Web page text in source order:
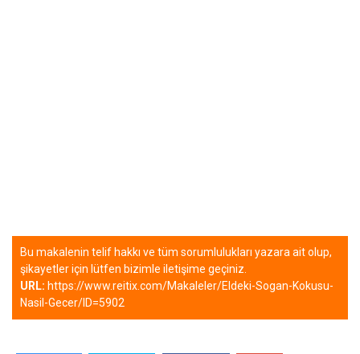
Bu makalenin telif hakkı ve tüm sorumlulukları yazara ait olup,
şikayetler için lütfen bizimle iletişime geçiniz.
URL: https://www.reitix.com/Makaleler/Eldeki-Sogan-Kokusu-
Nasil-Gecer/ID=5902